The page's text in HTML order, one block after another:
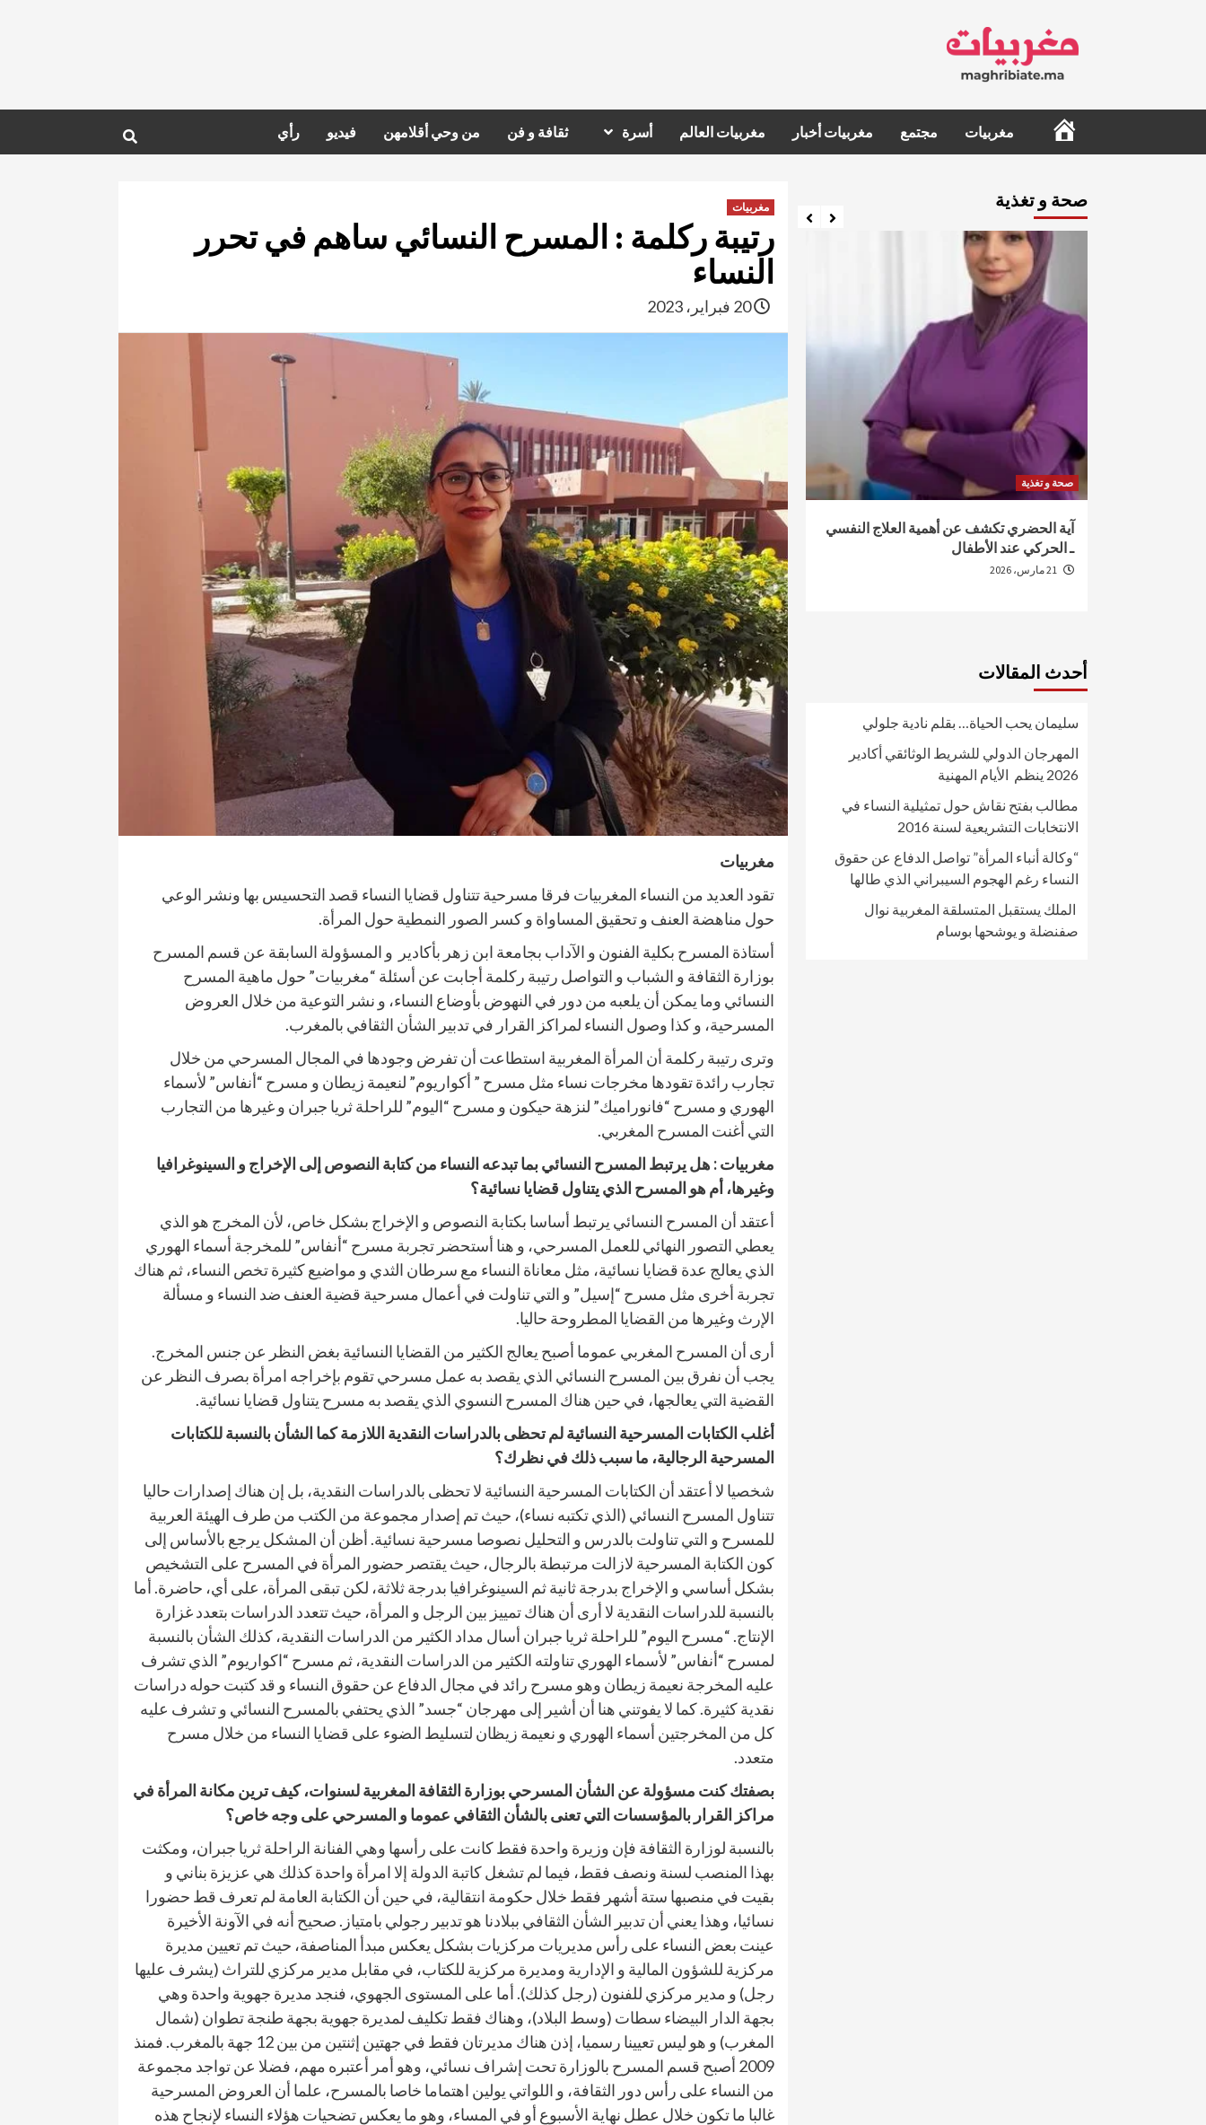
الرئيسيةمغربيات مجتمع مغربيات أخبار مغربيات العالم أسرة ثقافة و فن من وحي أقلامهن فيديو رأي
مغربيات
رتيبة ركلمة : المسرح النسائي ساهم في تحرر
النساء
20 فبراير، 2023
مغربيات
تقود العديد من النساء المغربيات فرقا مسرحية تتناول قضايا النساء قصد التحسيس بها ونشر الوعي
حول مناهضة العنف و تحقيق المساواة و كسر الصور النمطية حول المرأة.
أستاذة المسرح بكلية الفنون و الآداب بجامعة ابن زهر بأكادير و المسؤولة السابقة عن قسم المسرح
بوزارة الثقافة و الشباب و التواصل رتيبة ركلمة أجابت عن أسئلة “مغربيات” حول ماهية المسرح
النسائي وما يمكن أن يلعبه من دور في النهوض بأوضاع النساء، و نشر التوعية من خلال العروض
المسرحية، و كذا وصول النساء لمراكز القرار في تدبير الشأن الثقافي بالمغرب.
وترى رتيبة ركلمة أن المرأة المغربية استطاعت أن تفرض وجودها في المجال المسرحي من خلال
تجارب رائدة تقودها مخرجات نساء مثل مسرح ” أكواريوم” لنعيمة زيطان و مسرح “أنفاس” لأسماء
الهوري و مسرح “فانوراميك” لنزهة حيكون و مسرح “اليوم” للراحلة ثريا جبران و غيرها من التجارب
التي أغنت المسرح المغربي.
مغربيات : هل يرتبط المسرح النسائي بما تبدعه النساء من كتابة النصوص إلى الإخراج و السينوغرافيا
وغيرها، أم هو المسرح الذي يتناول قضايا نسائية؟
أعتقد أن المسرح النسائي يرتبط أساسا بكتابة النصوص و الإخراج بشكل خاص، لأن المخرج هو الذي
يعطي التصور النهائي للعمل المسرحي، و هنا أستحضر تجربة مسرح “أنفاس” للمخرجة أسماء الهوري
الذي يعالج عدة قضايا نسائية، مثل معاناة النساء مع سرطان الثدي و مواضيع كثيرة تخص النساء، ثم هناك
تجربة أخرى مثل مسرح “إسيل” و التي تناولت في أعمال مسرحية قضية العنف ضد النساء و مسألة
الإرث وغيرها من القضايا المطروحة حاليا.
أرى أن المسرح المغربي عموما أصبح يعالج الكثير من القضايا النسائية بغض النظر عن جنس المخرج.
يجب أن نفرق بين المسرح النسائي الذي يقصد به عمل مسرحي تقوم بإخراجه امرأة بصرف النظر عن
القضية التي يعالجها، في حين هناك المسرح النسوي الذي يقصد به مسرح يتناول قضايا نسائية.
أغلب الكتابات المسرحية النسائية لم تحظى بالدراسات النقدية اللازمة كما الشأن بالنسبة للكتابات
المسرحية الرجالية، ما سبب ذلك في نظرك؟
شخصيا لا أعتقد أن الكتابات المسرحية النسائية لا تحظى بالدراسات النقدية، بل إن هناك إصدارات حاليا
تتناول المسرح النسائي (الذي تكتبه نساء)، حيث تم إصدار مجموعة من الكتب من طرف الهيئة العربية
للمسرح و التي تناولت بالدرس و التحليل نصوصا مسرحية نسائية. أظن أن المشكل يرجع بالأساس إلى
كون الكتابة المسرحية لازالت مرتبطة بالرجال، حيث يقتصر حضور المرأة في المسرح على التشخيص
بشكل أساسي و الإخراج بدرجة ثانية ثم السينوغرافيا بدرجة ثلاثة، لكن تبقى المرأة، على أي، حاضرة. أما
بالنسبة للدراسات النقدية لا أرى أن هناك تمييز بين الرجل و المرأة، حيث تتعدد الدراسات بتعدد غزارة
الإنتاج. “مسرح اليوم” للراحلة ثريا جبران أسال مداد الكثير من الدراسات النقدية، كذلك الشأن بالنسبة
لمسرح “أنفاس” لأسماء الهوري تناولته الكثير من الدراسات النقدية، ثم مسرح “اكواريوم” الذي تشرف
عليه المخرجة نعيمة زيطان وهو مسرح رائد في مجال الدفاع عن حقوق النساء و قد كتبت حوله دراسات
نقدية كثيرة. كما لا يفوتني هنا أن أشير إلى مهرجان “جسد” الذي يحتفي بالمسرح النسائي و تشرف عليه
كل من المخرجتين أسماء الهوري و نعيمة زيظان لتسليط الضوء على قضايا النساء من خلال مسرح
متعدد.
بصفتك كنت مسؤولة عن الشأن المسرحي بوزارة الثقافة المغربية لسنوات، كيف ترين مكانة المرأة في
مراكز القرار بالمؤسسات التي تعنى بالشأن الثقافي عموما و المسرحي على وجه خاص؟
بالنسبة لوزارة الثقافة فإن وزيرة واحدة فقط كانت على رأسها وهي الفنانة الراحلة ثريا جبران، ومكثت
بهذا المنصب لسنة ونصف فقط، فيما لم تشغل كاتبة الدولة إلا امرأة واحدة كذلك هي عزيزة بناني و
بقيت في منصبها ستة أشهر فقط خلال حكومة انتقالية، في حين أن الكتابة العامة لم تعرف قط حضورا
نسائيا، وهذا يعني أن تدبير الشأن الثقافي ببلادنا هو تدبير رجولي بامتياز. صحيح أنه في الآونة الأخيرة
عينت بعض النساء على رأس مديريات مركزيات بشكل يعكس مبدأ المناصفة، حيث تم تعيين مديرة
مركزية للشؤون المالية و الإدارية ومديرة مركزية للكتاب، في مقابل مدير مركزي للتراث (يشرف عليها
رجل) و مدير مركزي للفنون (رجل كذلك). أما على المستوى الجهوي، فنجد مديرة جهوية واحدة وهي
بجهة الدار البيضاء سطات (وسط البلاد)، وهناك فقط تكليف لمديرة جهوية بجهة طنجة تطوان (شمال
المغرب) و هو ليس تعيينا رسميا، إذن هناك مديرتان فقط في جهتين إثنتين من بين 12 جهة بالمغرب. فمنذ
2009 أصبح قسم المسرح بالوزارة تحت إشراف نسائي، وهو أمر أعتبره مهم، فضلا عن تواجد مجموعة
من النساء على رأس دور الثقافة، و اللواتي يولين اهتماما خاصا بالمسرح، علما أن العروض المسرحية
غالبا ما تكون خلال عطل نهاية الأسبوع أو في المساء، وهو ما يعكس تضحيات هؤلاء النساء لإنجاح هذه
صحة و تغذية
صحة و تغذية
آية الحضري تكشف عن أهمية العلاج النفسي
ـ الحركي عند الأطفال
صحة و تغذية
خلال ندوة علمية…الإعلان عن انطلاق علاج
سرطان البروستات في المغرب بتقنية
“الهايفو”
4 مايو، 2025
صحة و تغذية
مراكش تحتضن مؤتمرا علميا يسلط الضوء
على أمراض البروستات
أحدث المقالات
سليمان يحب الحياة… بقلم نادية جلولي
المهرجان الدولي للشريط الوثائقي أكادير
2026 ينظم الأيام المهنية
مطالب بفتح نقاش حول تمثيلية النساء في
الانتخابات التشريعية لسنة 2016
“وكالة أنباء المرأة” تواصل الدفاع عن حقوق
النساء رغم الهجوم السيبراني الذي طالها
الملك يستقبل المتسلقة المغربية نوال
صفنضلة و يوشحها بوسام